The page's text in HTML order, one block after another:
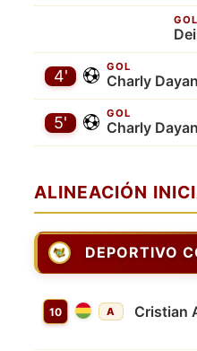
GOL
GOL
Charly Dayan
4'
GOL
Charly Dayan
5'
ALINEACIÓN
DEPORTIVO
10 A Cristian